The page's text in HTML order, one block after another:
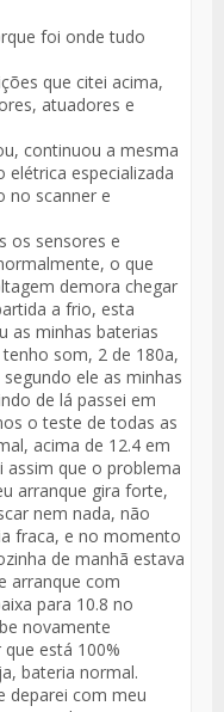
foi onde tudo
que citei acima,
atuadores e
continuou a mesma
especializada
no scanner e
os sensores e
o que
demora chegar
a frio, esta
as minhas baterias
som, 2 de 180a,
ele as minhas
de lá passei em
o teste de todas as
acima de 12.4 em
que o problema
arranque gira forte,
nem nada, não
fraca, e no momento
de manhã estava
arranque com
para 10.8 no
novamente
está 100%
bateria normal.
deparei com meu